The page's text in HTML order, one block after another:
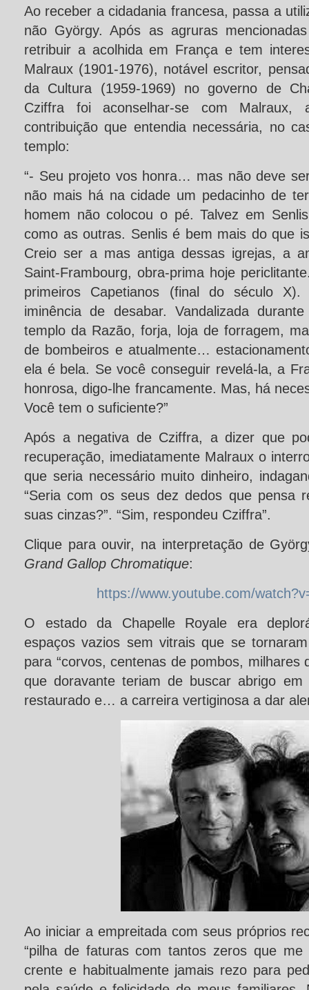
Ao receber a cidadania francesa, passa a
não György. Após as agruras
retribuir a acolhida em França e tem
Malraux (1901-1976), notável escritor,
da Cultura (1959-1969) no governo de
Cziffra foi aconselhar-se com
contribuição que entendia necessária, no
templo:
“- Seu projeto vos honra… mas não deve
não mais há na cidade um pedacinho de
homem não colocou o pé. Talvez em
como as outras. Senlis é bem mais do que
Creio ser a mas antiga dessas igrejas, a
Saint-Frambourg, obra-prima hoje
primeiros Capetianos (final do século X).
iminência de desabar. Vandalizada
templo da Razão, forja, loja de forragem,
de bombeiros e atualmente…
ela é bela. Se você conseguir revelá-la, a
honrosa, digo-lhe francamente. Mas, há
Você tem o suficiente?”
Após a negativa de Cziffra, a dizer que
recuperação, imediatamente Malraux o
que seria necessário muito dinheiro,
“Seria com os seus dez dedos que pensa
suas cinzas?”. “Sim, respondeu Cziffra”.
Clique para ouvir, na interpretação de
Grand Gallop Chromatique:
https://www.youtube.com/
O estado da Chapelle Royale era
espaços vazios sem vitrais que se
para “corvos, centenas de pombos, milhares
que doravante teriam de buscar abrigo
restaurado e… a carreira vertiginosa a dar
Ao iniciar a empreitada com seus próprios
“pilha de faturas com tantos zeros que me
crente e habitualmente jamais rezo para